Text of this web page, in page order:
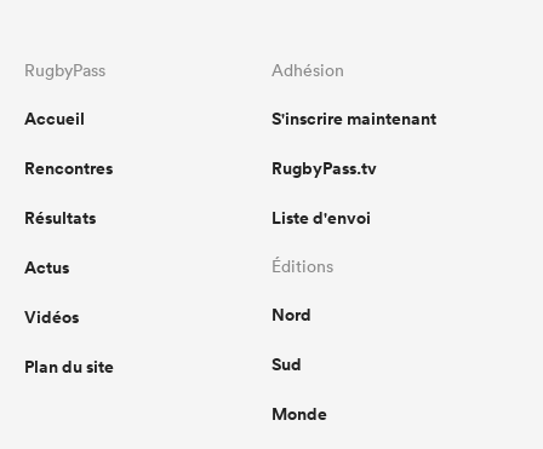
RugbyPass
Accueil
Rencontres
Résultats
Actus
Vidéos
Plan du site
Adhésion
S'inscrire maintenant
RugbyPass.tv
Liste d'envoi
Éditions
Nord
Sud
Monde